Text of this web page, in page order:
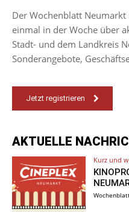
Der Wochenblatt
einmal in der Woche über
Stadt- und dem Landkreis
Sonderangebote,
Jetzt registrieren
AKTUELLE
Kurz und